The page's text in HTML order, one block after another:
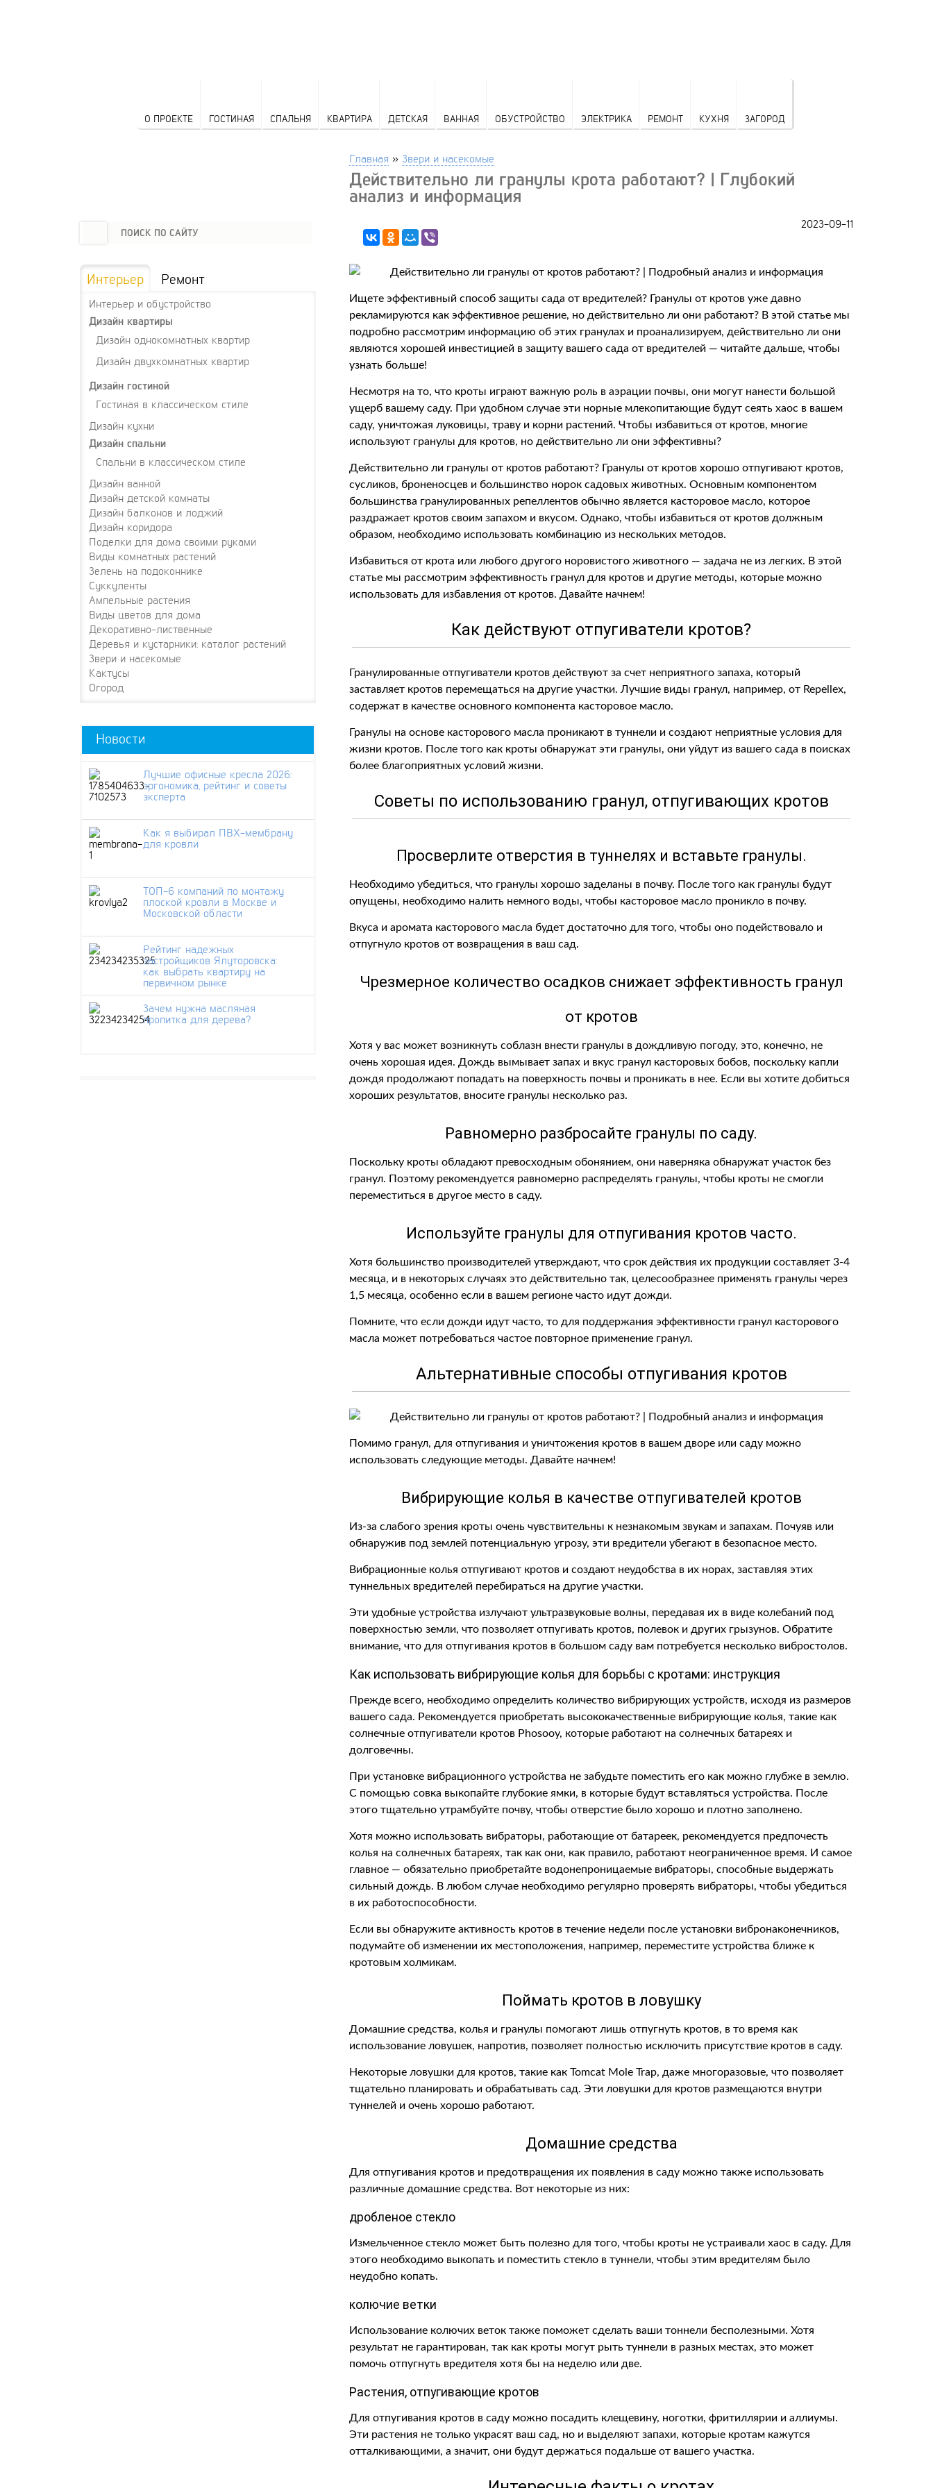
О ПРОЕКТЕ ГОСТИНАЯ СПАЛЬНЯ КВАРТИРА ДЕТСКАЯ ВАННАЯ ОБУСТРОЙСТВО ЭЛЕКТРИКА РЕМОНТ КУХНЯ ЗАГОРОД
Главная » Звери и насекомые
Действительно ли гранулы крота работают? | Глубокий
анализ и информация
2023-09-11
Ищете эффективный способ защиты сада от вредителей? Гранулы от кротов уже давно
рекламируются как эффективное решение, но действительно ли они работают? В этой статье мы
подробно рассмотрим информацию об этих гранулах и проанализируем, действительно ли они
являются хорошей инвестицией в защиту вашего сада от вредителей — читайте дальше, чтобы
узнать больше!
Несмотря на то, что кроты играют важную роль в аэрации почвы, они могут нанести большой
ущерб вашему саду. При удобном случае эти норные млекопитающие будут сеять хаос в вашем
саду, уничтожая луковицы, траву и корни растений. Чтобы избавиться от кротов, многие
используют гранулы для кротов, но действительно ли они эффективны?
Действительно ли гранулы от кротов работают? Гранулы от кротов хорошо отпугивают кротов,
сусликов, броненосцев и большинство норок садовых животных. Основным компонентом
большинства гранулированных репеллентов обычно является касторовое масло, которое
раздражает кротов своим запахом и вкусом. Однако, чтобы избавиться от кротов должным
образом, необходимо использовать комбинацию из нескольких методов.
Избавиться от крота или любого другого норовистого животного — задача не из легких. В этой
статье мы рассмотрим эффективность гранул для кротов и другие методы, которые можно
использовать для избавления от кротов. Давайте начнем!
Как действуют отпугиватели кротов?
Гранулированные отпугиватели кротов действуют за счет неприятного запаха, который
заставляет кротов перемещаться на другие участки. Лучшие виды гранул, например, от Repellex,
содержат в качестве основного компонента касторовое масло.
Гранулы на основе касторового масла проникают в туннели и создают неприятные условия для
жизни кротов. После того как кроты обнаружат эти гранулы, они уйдут из вашего сада в поисках
более благоприятных условий жизни.
Советы по использованию гранул, отпугивающих кротов
Просверлите отверстия в туннелях и вставьте гранулы.
Необходимо убедиться, что гранулы хорошо заделаны в почву. После того как гранулы будут
опущены, необходимо налить немного воды, чтобы касторовое масло проникло в почву.
Вкуса и аромата касторового масла будет достаточно для того, чтобы оно подействовало и
отпугнуло кротов от возвращения в ваш сад.
Чрезмерное количество осадков снижает эффективность гранул
от кротов
Хотя у вас может возникнуть соблазн внести гранулы в дождливую погоду, это, конечно, не
очень хорошая идея. Дождь вымывает запах и вкус гранул касторовых бобов, поскольку капли
дождя продолжают попадать на поверхность почвы и проникать в нее. Если вы хотите добиться
хороших результатов, вносите гранулы несколько раз.
Равномерно разбросайте гранулы по саду.
Поскольку кроты обладают превосходным обонянием, они наверняка обнаружат участок без
гранул. Поэтому рекомендуется равномерно распределять гранулы, чтобы кроты не смогли
переместиться в другое место в саду.
Используйте гранулы для отпугивания кротов часто.
Хотя большинство производителей утверждают, что срок действия их продукции составляет 3-4
месяца, и в некоторых случаях это действительно так, целесообразнее применять гранулы через
1,5 месяца, особенно если в вашем регионе часто идут дожди.
Помните, что если дожди идут часто, то для поддержания эффективности гранул касторового
масла может потребоваться частое повторное применение гранул.
Альтернативные способы отпугивания кротов
Помимо гранул, для отпугивания и уничтожения кротов в вашем дворе или саду можно
использовать следующие методы. Давайте начнем!
Вибрирующие колья в качестве отпугивателей кротов
Из-за слабого зрения кроты очень чувствительны к незнакомым звукам и запахам. Почуяв или
обнаружив под землей потенциальную угрозу, эти вредители убегают в безопасное место.
Вибрационные колья отпугивают кротов и создают неудобства в их норах, заставляя этих
туннельных вредителей перебираться на другие участки.
Эти удобные устройства излучают ультразвуковые волны, передавая их в виде колебаний под
поверхностью земли, что позволяет отпугивать кротов, полевок и других грызунов. Обратите
внимание, что для отпугивания кротов в большом саду вам потребуется несколько вибростолов.
Как использовать вибрирующие колья для борьбы с кротами: инструкция
Прежде всего, необходимо определить количество вибрирующих устройств, исходя из размеров
вашего сада. Рекомендуется приобретать высококачественные вибрирующие колья, такие как
солнечные отпугиватели кротов Phosooy, которые работают на солнечных батареях и
долговечны.
При установке вибрационного устройства не забудьте поместить его как можно глубже в землю.
С помощью совка выкопайте глубокие ямки, в которые будут вставляться устройства. После
этого тщательно утрамбуйте почву, чтобы отверстие было хорошо и плотно заполнено.
Хотя можно использовать вибраторы, работающие от батареек, рекомендуется предпочесть
колья на солнечных батареях, так как они, как правило, работают неограниченное время. И самое
главное — обязательно приобретайте водонепроницаемые вибраторы, способные выдержать
сильный дождь. В любом случае необходимо регулярно проверять вибраторы, чтобы убедиться
в их работоспособности.
Если вы обнаружите активность кротов в течение недели после установки вибронаконечников,
подумайте об изменении их местоположения, например, переместите устройства ближе к
кротовым холмикам.
Поймать кротов в ловушку
Домашние средства, колья и гранулы помогают лишь отпугнуть кротов, в то время как
использование ловушек, напротив, позволяет полностью исключить присутствие кротов в саду.
Некоторые ловушки для кротов, такие как Tomcat Mole Trap, даже многоразовые, что позволяет
тщательно планировать и обрабатывать сад. Эти ловушки для кротов размещаются внутри
туннелей и очень хорошо работают.
Домашние средства
Для отпугивания кротов и предотвращения их появления в саду можно также использовать
различные домашние средства. Вот некоторые из них:
дробленое стекло
Измельченное стекло может быть полезно для того, чтобы кроты не устраивали хаос в саду. Для
этого необходимо выкопать и поместить стекло в туннели, чтобы этим вредителям было
неудобно копать.
колючие ветки
Использование колючих веток также поможет сделать ваши тоннели бесполезными. Хотя
результат не гарантирован, так как кроты могут рыть туннели в разных местах, это может
помочь отпугнуть вредителя хотя бы на неделю или две.
Растения, отпугивающие кротов
Для отпугивания кротов в саду можно посадить клещевину, ноготки, фритиллярии и аллиумы.
Эти растения не только украсят ваш сад, но и выделяют запахи, которые кротам кажутся
отталкивающими, а значит, они будут держаться подальше от вашего участка.
Интерьер Ремонт
Интерьер и обустройство
Дизайн квартиры
Дизайн однокомнатных квартир
Дизайн двухкомнатных квартир
Дизайн гостиной
Гостиная в классическом стиле
Дизайн кухни
Дизайн спальни
Спальни в классическом стиле
Дизайн ванной
Дизайн детской комнаты
Дизайн балконов и лоджий
Дизайн коридора
Поделки для дома своими руками
Виды комнатных растений
Зелень на подоконнике
Суккуленты
Ампельные растения
Виды цветов для дома
Декоративно-лиственные
Деревья и кустарники: каталог растений
Звери и насекомые
Кактусы
Огород
Новости
Лучшие офисные кресла 2026:
эргономика, рейтинг и советы
эксперта
Как я выбирал ПВХ-мембрану
для кровли
ТОП-6 компаний по монтажу
плоской кровли в Москве и
Московской области
Рейтинг надежных
застройщиков Ялуторовска:
как выбрать квартиру на
первичном рынке
Зачем нужна масляная
пропитка для дерева?